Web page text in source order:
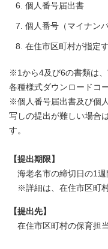
個人番号届出書
個人番号（マイナン
在住市区町村が指定
※1から4及び6の書類は
各種様式ダウンロードコ
※個人番号届出書及び個
写しの提出が難しい場合
す。
【提出期限】
海老名市の締切日の1週
※詳細は、在住市区町村
【提出先】
在住市区町村の保育担